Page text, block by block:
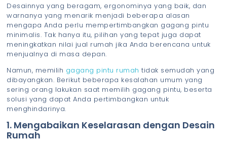
Desainnya yang beragam, ergonominya yang baik, dan
warnanya yang menarik menjadi beberapa alasan
mengapa Anda perlu mempertimbangkan gagang pintu
minimalis. Tak hanya itu, pilihan yang tepat juga dapat
meningkatkan nilai jual rumah jika Anda berencana untuk
menjualnya di masa depan.
Namun, memilih gagang pintu rumah tidak semudah yang
dibayangkan. Berikut beberapa kesalahan umum yang
sering orang lakukan saat memilih gagang pintu, beserta
solusi yang dapat Anda pertimbangkan untuk
menghindarinya.
1. Mengabaikan Keselarasan dengan Desain
Rumah